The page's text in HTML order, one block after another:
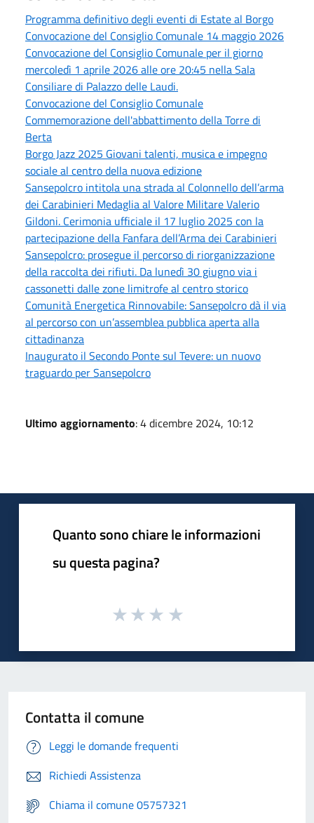
Programma definitivo degli eventi di Estate al Borgo
Convocazione del Consiglio Comunale 14 maggio 2026
Convocazione del Consiglio Comunale per il giorno
mercoledì 1 aprile 2026 alle ore 20:45 nella Sala
Consiliare di Palazzo delle Laudi.
Convocazione del Consiglio Comunale
Commemorazione dell'abbattimento della Torre di
Berta
Borgo Jazz 2025 Giovani talenti, musica e impegno
sociale al centro della nuova edizione
Sansepolcro intitola una strada al Colonnello dell’arma
dei Carabinieri Medaglia al Valore Militare Valerio
Gildoni. Cerimonia ufficiale il 17 luglio 2025 con la
partecipazione della Fanfara dell’Arma dei Carabinieri
Sansepolcro: prosegue il percorso di riorganizzazione
della raccolta dei rifiuti. Da lunedì 30 giugno via i
cassonetti dalle zone limitrofe al centro storico
Comunità Energetica Rinnovabile: Sansepolcro dà il via
al percorso con un’assemblea pubblica aperta alla
cittadinanza
Inaugurato il Secondo Ponte sul Tevere: un nuovo
traguardo per Sansepolcro
Ultimo aggiornamento: 4 dicembre 2024, 10:12
Quanto sono chiare le informazioni
su questa pagina?
Contatta il comune
Leggi le domande frequenti
Richiedi Assistenza
Chiama il comune 05757321